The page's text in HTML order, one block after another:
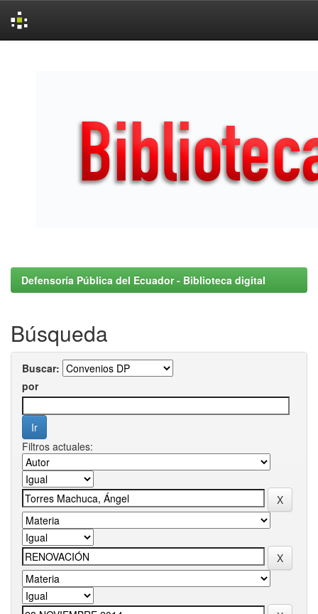
Defensoría Pública del Ecuador - Biblioteca digital
Búsqueda
Buscar:
por
Filtros actuales: